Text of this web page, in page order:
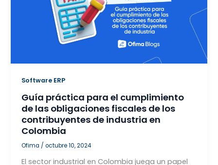
Software ERP
Guía práctica para el cumplimiento
de las obligaciones fiscales de los
contribuyentes de industria en
Colombia
Ofima /octubre 10, 2024
El sector industrial en Colombia juega un papel